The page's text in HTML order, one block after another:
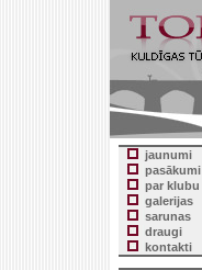
jaunumi
pasākumi
par klubu
galerijas
sarunas
draugi
kontakti